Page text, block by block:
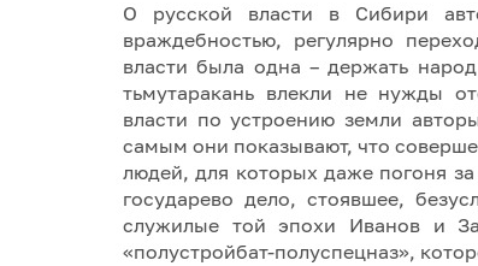
О русской власти в Сибири
враждебностью, регулярно
власти была одна – держать
тьмутаракань влекли не нужды
власти по устроению земли
самым они показывают, что
людей, для которых даже погоня
государево дело, стоявшее,
служилые той эпохи Иванов и
«полустройбат-полуспецназ»,